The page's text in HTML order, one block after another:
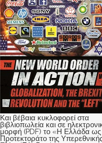
Και βέβαια κυκλοφορεί στα
βιβλιοπωλεία και σε
μορφή (PDF) το «Η Ελλάδα ως
Προτεκτοράτο της